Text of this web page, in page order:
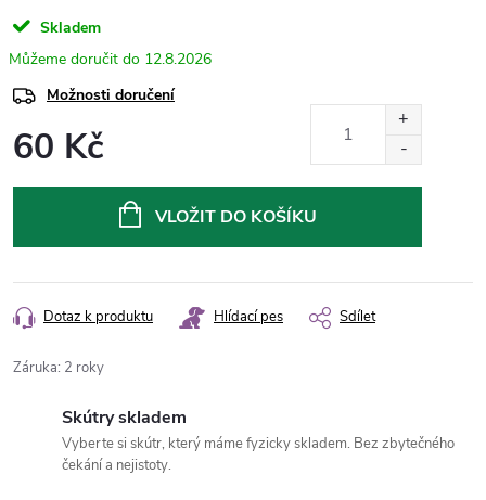
Skladem
12.8.2026
Možnosti doručení
60 Kč
VLOŽIT DO KOŠÍKU
Dotaz k produktu Hlídací pes Sdílet
Záruka: 2 roky
Skútry skladem
Vyberte si skútr, který máme fyzicky skladem. Bez zbytečného
čekání a nejistoty.